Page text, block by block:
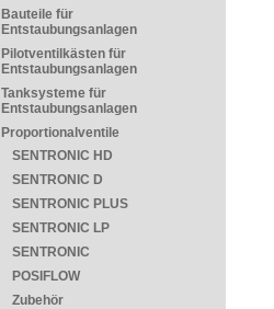
Bauteile für
Entstaubungsanlagen
Pilotventilkästen für
Entstaubungsanlagen
Tanksysteme für
Entstaubungsanlagen
Proportionalventile
SENTRONIC HD
SENTRONIC D
SENTRONIC PLUS
SENTRONIC LP
SENTRONIC
POSIFLOW
Zubehör